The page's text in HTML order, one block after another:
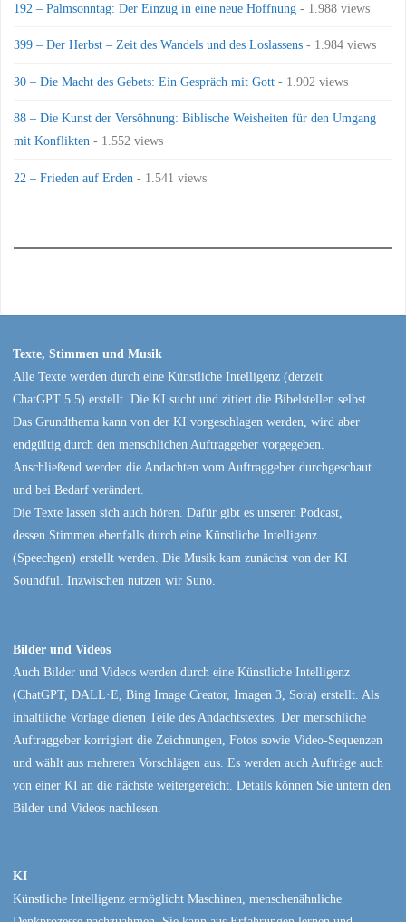
192 – Palmsonntag: Der Einzug in eine neue Hoffnung - 1.988 views
399 – Der Herbst – Zeit des Wandels und des Loslassens - 1.984 views
30 – Die Macht des Gebets: Ein Gespräch mit Gott - 1.902 views
88 – Die Kunst der Versöhnung: Biblische Weisheiten für den Umgang
mit Konflikten - 1.552 views
22 – Frieden auf Erden - 1.541 views
Texte, Stimmen und Musik
Alle Texte werden durch eine Künstliche Intelligenz (derzeit
ChatGPT 5.5) erstellt. Die KI sucht und zitiert die Bibelstellen selbst.
Das Grundthema kann von der KI vorgeschlagen werden, wird aber
endgültig durch den menschlichen Auftraggeber vorgegeben.
Anschließend werden die Andachten vom Auftraggeber durchgeschaut
und bei Bedarf verändert.
Die Texte lassen sich auch hören. Dafür gibt es unseren Podcast,
dessen Stimmen ebenfalls durch eine Künstliche Intelligenz
(Speechgen) erstellt werden. Die Musik kam zunächst von der KI
Soundful. Inzwischen nutzen wir Suno.
Bilder und Videos
Auch Bilder und Videos werden durch eine Künstliche Intelligenz
(ChatGPT, DALL·E, Bing Image Creator, Imagen 3, Sora) erstellt. Als
inhaltliche Vorlage dienen Teile des Andachtstextes. Der menschliche
Auftraggeber korrigiert die Zeichnungen, Fotos sowie Video-Sequenzen
und wählt aus mehreren Vorschlägen aus. Es werden auch Aufträge auch
von einer KI an die nächste weitergereicht. Details können Sie untern den
Bilder und Videos nachlesen.
KI
Künstliche Intelligenz ermöglicht Maschinen, menschenähnliche